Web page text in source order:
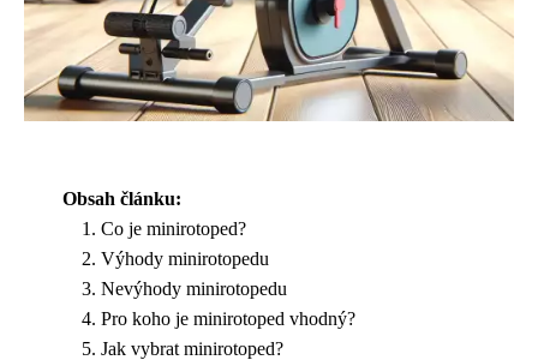
Obsah článku:
Co je minirotoped?
Výhody minirotopedu
Nevýhody minirotopedu
Pro koho je minirotoped vhodný?
Jak vybrat minirotoped?